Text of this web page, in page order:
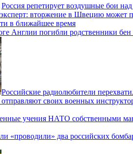
Россия репетирует воздушные бои
в ближайшее время
Российские радиолюбители